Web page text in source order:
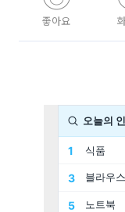
좋아요